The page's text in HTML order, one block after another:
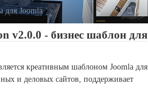
Joomla 0
v2.0.0 - бизнес шаблон для
креативным шаблоном Joomla для
и деловых сайтов, поддерживает